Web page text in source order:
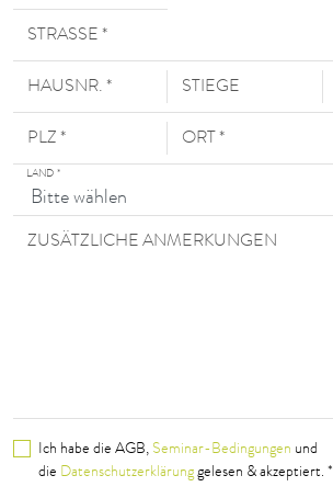
STRASSE *
HAUSNR. * STIEGE
PLZ * ORT *
LAND *
ZUSÄTZLICHE ANMERKUNGEN
Ich habe die AGB, Seminar-Bedingungen und
die Datenschutzerklärunggelesen & akzeptiert. *